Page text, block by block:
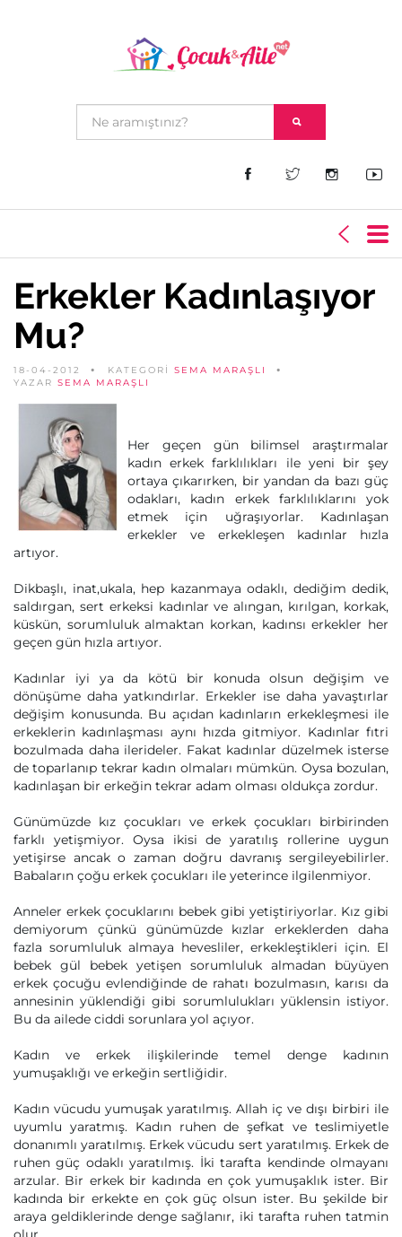
Erkekler Kadınlaşıyor
Mu?
18-04-2012 KATEGORİ SEMA MARAŞLI
YAZAR SEMA MARAŞLI
Her geçen gün bilimsel araştırmalar
kadın erkek farklılıkları ile yeni bir şey
ortaya çıkarırken, bir yandan da bazı güç
odakları, kadın erkek farklılıklarını yok
etmek için uğraşıyorlar. Kadınlaşan
erkekler ve erkekleşen kadınlar hızla
artıyor.
Dikbaşlı, inat,ukala, hep kazanmaya odaklı, dediğim dedik,
saldırgan, sert erkeksi kadınlar ve alıngan, kırılgan, korkak,
küskün, sorumluluk almaktan korkan, kadınsı erkekler her
geçen gün hızla artıyor.
Kadınlar iyi ya da kötü bir konuda olsun değişim ve
dönüşüme daha yatkındırlar. Erkekler ise daha yavaştırlar
değişim konusunda. Bu açıdan kadınların erkekleşmesi ile
erkeklerin kadınlaşması aynı hızda gitmiyor. Kadınlar fıtri
bozulmada daha ilerideler. Fakat kadınlar düzelmek isterse
de toparlanıp tekrar kadın olmaları mümkün. Oysa bozulan,
kadınlaşan bir erkeğin tekrar adam olması oldukça zordur.
Günümüzde kız çocukları ve erkek çocukları birbirinden
farklı yetişmiyor. Oysa ikisi de yaratılış rollerine uygun
yetişirse ancak o zaman doğru davranış sergileyebilirler.
Babaların çoğu erkek çocukları ile yeterince ilgilenmiyor.
Anneler erkek çocuklarını bebek gibi yetiştiriyorlar. Kız gibi
demiyorum çünkü günümüzde kızlar erkeklerden daha
fazla sorumluluk almaya hevesliler, erkekleştikleri için. El
bebek gül bebek yetişen sorumluluk almadan büyüyen
erkek çocuğu evlendiğinde de rahatı bozulmasın, karısı da
annesinin yüklendiği gibi sorumlulukları yüklensin istiyor.
Bu da ailede ciddi sorunlara yol açıyor.
Kadın ve erkek ilişkilerinde temel denge kadının
yumuşaklığı ve erkeğin sertliğidir.
Kadın vücudu yumuşak yaratılmış. Allah iç ve dışı birbiri ile
uyumlu yaratmış. Kadın ruhen de şefkat ve teslimiyetle
donanımlı yaratılmış. Erkek vücudu sert yaratılmış. Erkek de
ruhen güç odaklı yaratılmış. İki tarafta kendinde olmayanı
arzular. Bir erkek bir kadında en çok yumuşaklık ister. Bir
kadında bir erkekte en çok güç olsun ister. Bu şekilde bir
araya geldiklerinde denge sağlanır, iki tarafta ruhen tatmin